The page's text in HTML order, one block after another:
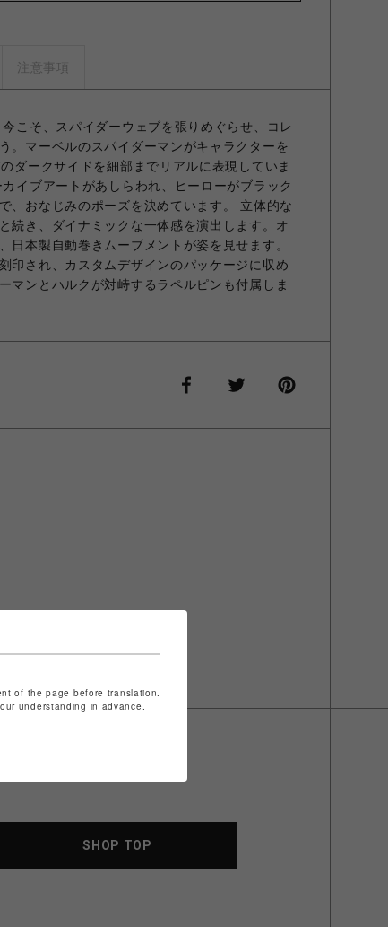
注意事項
こそ、スパイダーウェブを張りめぐらせ、コレ
。マーベルのスパイダーマンがキャラクターを
ダークサイドを細部までリアルに表現していま
イブアートがあしらわれ、ヒーローがブラック
、おなじみのポーズを決めています。 立体的な
続き、ダイナミックな一体感を演出します。オ
日本製自動巻きムーブメントが姿を見せます。
印され、カスタムデザインのパッケージに収め
マンとハルクが対峙するラペルピンも付属しま
SHOP TOP
of the page before translation.
understanding in advance.